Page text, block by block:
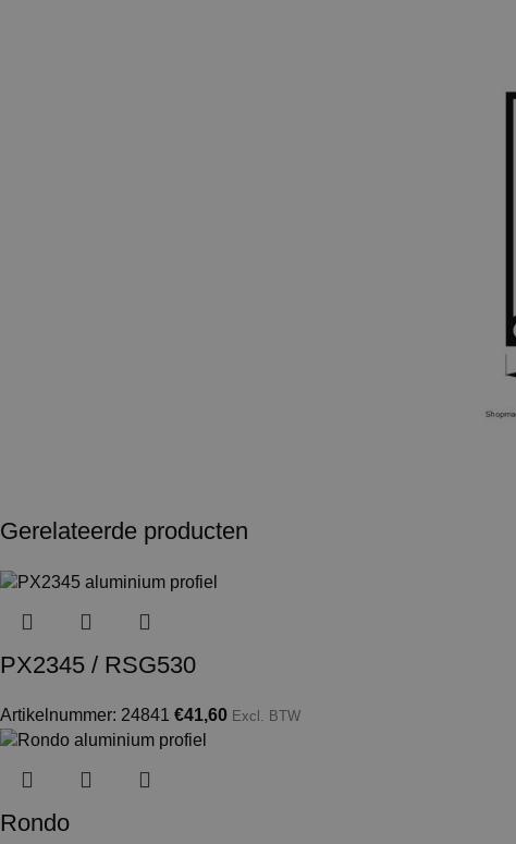
Gerelateerde producten
PX2345 / RSG530
Artikelnummer: 24841 €41,60 Excl. BTW
Rondo